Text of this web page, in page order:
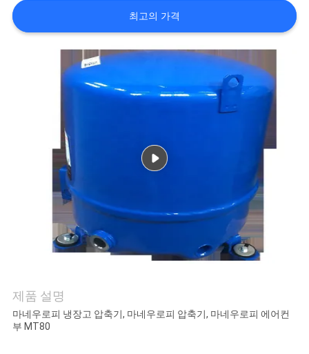
여
세
요
최고의 가격
제품 설명
마네우로피 냉장고 압축기, 마네우로피 압축기, 마네우로피 에어컨
부 MT80